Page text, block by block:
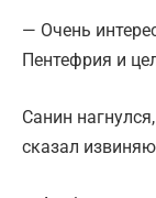
— Очень
Пентефрия и
Санин
сказал